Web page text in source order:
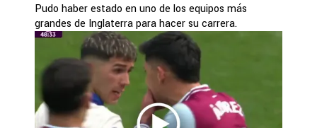
Pudo haber estado en uno de los equipos más
grandes de Inglaterra para hacer su carrera.